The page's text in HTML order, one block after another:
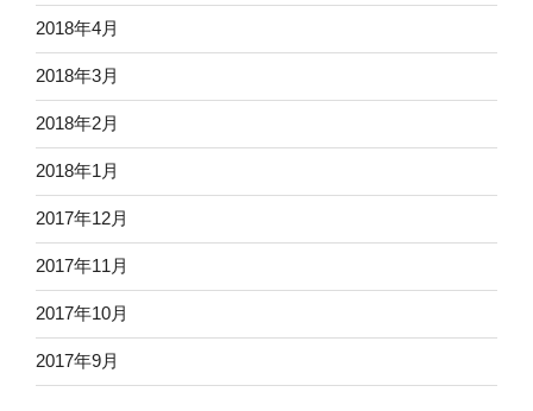
2018年4月
2018年3月
2018年2月
2018年1月
2017年12月
2017年11月
2017年10月
2017年9月